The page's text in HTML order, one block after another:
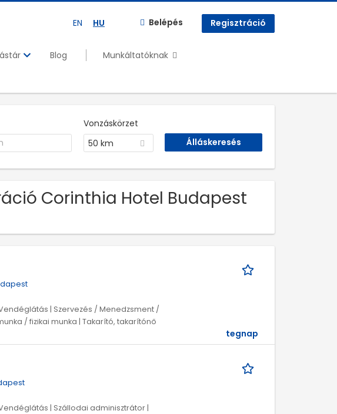
EN HU Belépés Regisztráció
Blog
Munkáltatóknak
Vonzáskörzet
50 km
Corinthia Hotel Budapest
| Szervezés / Menedzsment /
/ fizikai munka | Takarító, takarítónő
tegnap
| Szállodai adminisztrátor |